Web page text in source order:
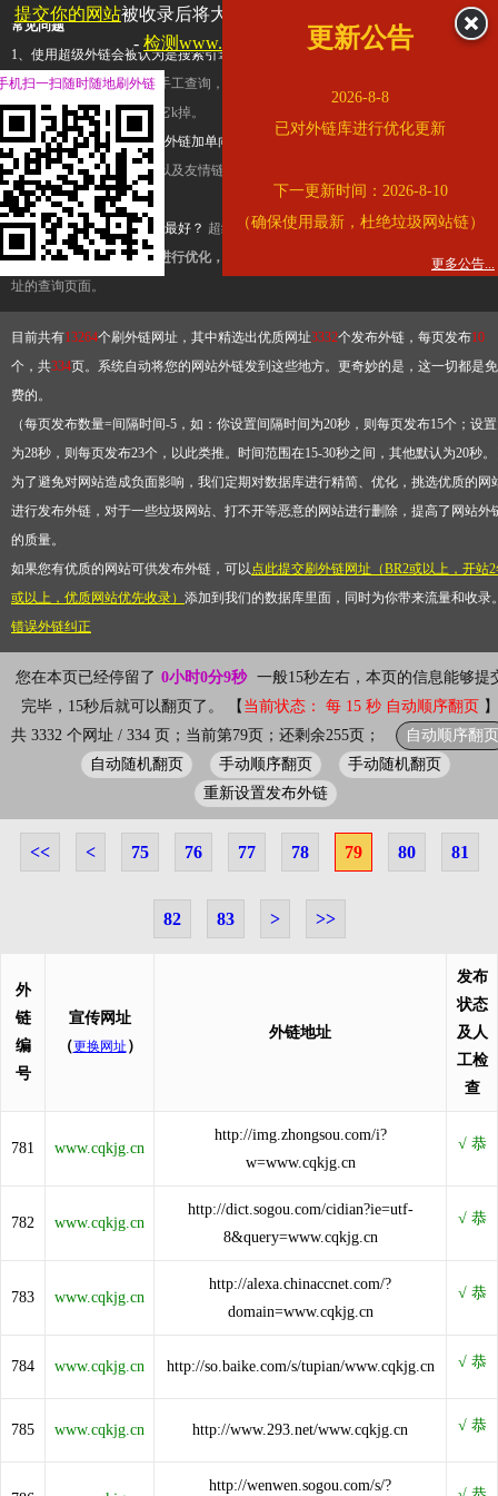
常见问题
1、使用超级外链会被认为是搜索引擎优化作弊吗？ 超级外链只是一个简便而集成
查询工具，模拟的是正常手工查询，不是作弊。如果是作弊，那您可以使用超级外
推广竞争对手的网址，让它k掉。
2、网站优化单纯依靠超级外链加单向链接可行吗？
链，需要结合普通的外链以及友情链接，您可以到站长论坛发布外链，到友情链接
台交换友情链接。
3、如何使用超级外链效果最好？ 超级外链不同于普通的外链，它是动态的链接，
有频繁使用超级外链工具进行优化，才能获得稳定的外链
，最终使搜索引擎收录带
址的查询页面。
目前共有13264个刷外链网址，其中精选出优质网址3332个发布外链，每页发布10
个，共334页。系统自动将您的网站外链发到这些地方。更奇妙的是，这一切都是免
费的。
（每页发布数量=间隔时间-5，如：你设置间隔时间为20秒，则每页发布15个；设置
为28秒，则每页发布23个，以此类推。时间范围在15-30秒之间，其他默认为20秒
为了避免对网站造成负面影响，我们定期对数据库进行精简、优化，挑选优质的网
进行发布外链，对于一些垃圾网站、打不开等恶意的网站进行删除，提高了网站外
的质量。
如果您有优质的网站可供发布外链，可以点此提交刷外链网址（BR2或以上，开站
或以上，优质网站优先收录） 添加到我们的数据库里面，同时为你带来流量和收录
错误外链纠正
您在本页已经停留了 0小时0分9秒
一般15秒左右，本页的信息能够提
完毕，15秒后就可以翻页了。 【 当前状态： 每 15 秒 自动顺序翻页 】
共 3332 个网址 / 334 页；当前第79页；还剩余255页；
自动顺序翻页
自动随机翻页
手动顺序翻页
手动随机翻页
重新设置发布外链
<< < 75 76 77 78 79 80 81
82 83 > >>
外
链
编
号
宣传网址
（更换网址 ）
外链地址
发布
状态
及人
工检
查
781 www.cqkjg.cn
http://img.zhongsou.com/i?
w=www.cqkjg.cn
782 www.cqkjg.cn
http://dict.sogou.com/cidian?ie=utf-
8&query=www.cqkjg.cn
783 www.cqkjg.cn
http://alexa.chinaccnet.com/?
domain=www.cqkjg.cn
784 www.cqkjg.cn http://so.baike.com/s/tupian/www.cqkjg.cn
785 www.cqkjg.cn http://www.293.net/www.cqkjg.cn
http://wenwen.sogou.com/s/?
提交你的网站被收录后将大幅提升流量和外链，
查看展示页面
- 检测www.cqkjg.cn是否收录更新公告
2026-8-8
已对外链库进行优化更新
下一更新时间：2026-8-10
（确保使用最新，杜绝垃圾网站链）
更多公告...
机扫一扫随时随地刷外链